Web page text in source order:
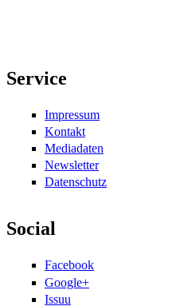
Service
Impressum
Kontakt
Mediadaten
Newsletter
Datenschutz
Social
Facebook
Google+
Issuu